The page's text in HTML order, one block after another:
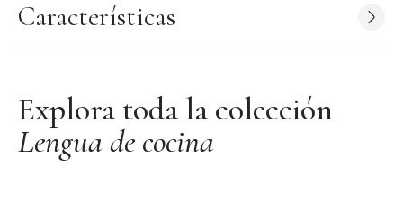
Ancho: 3cm
Marca: Fackelmann
Características
Explora toda la colección
Lengua de cocina